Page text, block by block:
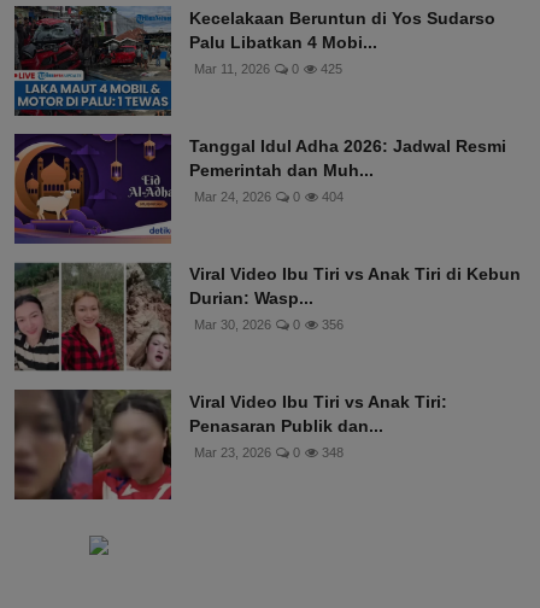
Kecelakaan Beruntun di Yos Sudarso
Palu Libatkan 4 Mobi...
Mar 11, 2026 0 425
Tanggal Idul Adha 2026: Jadwal Resmi
Pemerintah dan Muh...
Mar 24, 2026 0 404
Viral Video Ibu Tiri vs Anak Tiri di Kebun
Durian: Wasp...
Mar 30, 2026 0 356
Viral Video Ibu Tiri vs Anak Tiri:
Penasaran Publik dan...
Mar 23, 2026 0 348